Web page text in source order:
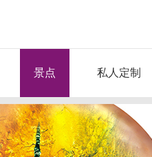
景点 私人定制